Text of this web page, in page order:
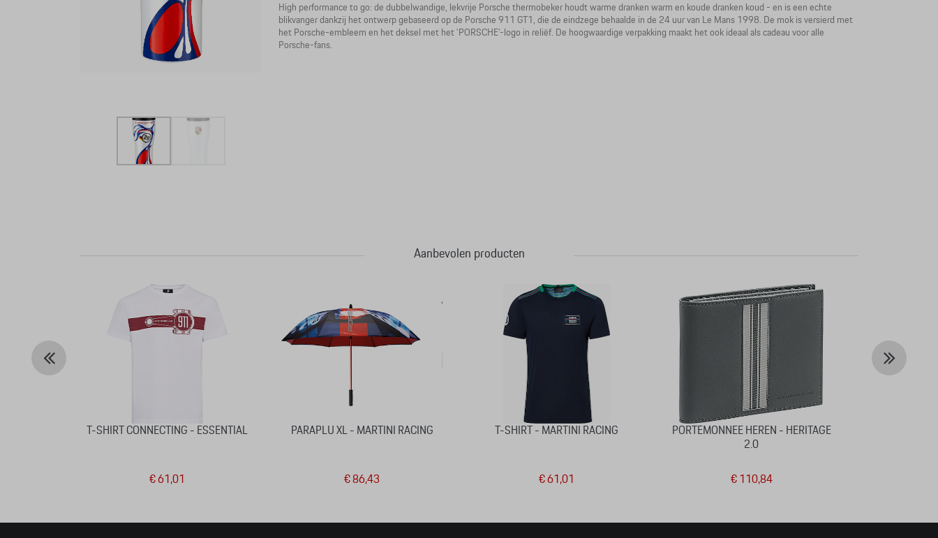
High performance to go: de dubbelwandige, lekvrije Porsche thermobeker houdt warme dranken warm en koude dranken koud - en is een echte
blikvanger dankzij het ontwerp gebaseerd op de Porsche 911 GT1, die de eindzege behaalde in de 24 uur van Le Mans 1998. De mok is versierd met
het Porsche-embleem en het deksel met het 'PORSCHE'-logo in reliëf. De hoogwaardige verpakking maakt het ook ideaal als cadeau voor alle
Porsche-fans.
Aanbevolen producten
T-SHIRT CONNECTING - ESSENTIAL
€ 61,01
PARAPLU XL - MARTINI RACING
€ 86,43
T-SHIRT - MARTINI RACING
€ 61,01
PORTEMONNEE HEREN - HERITAGE
2.0
€ 110,84